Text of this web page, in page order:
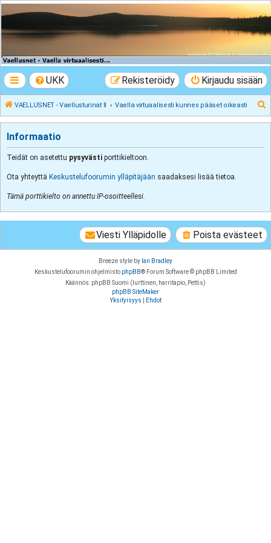
VAELLUSNET -
Vaellusturinat II
UKK Kirjaudu sisään
Rekisteröidy
VAELLUSNET - Vaellusturinat II Vaella virtuaalisesti kunnes pääset oikeasti
Informaatio
Teidät on asetettu pysyvästi porttikieltoon.
Ota yhteyttä Keskustelufoorumin ylläpitäjään saadaksesi lisää tietoa.
Tämä porttikielto on annettu IP-osoitteellesi.
Poista evästeet
Viesti Ylläpidolle
Breeze style by Ian Bradley
Keskustelufoorumin ohjelmisto phpBB® Forum Software © phpBB Limited
Käännös: phpBB Suomi (lurttinen, harritapio, Pettis)
phpBB SiteMaker
Yksityisyys
Ehdot